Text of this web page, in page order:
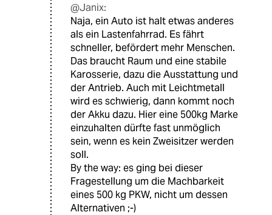
@Janix:
Naja, ein Auto ist halt etwas anderes
als ein Lastenfahrrad. Es fährt
schneller, befördert mehr Menschen.
Das braucht Raum und eine stabile
Karosserie, dazu die Ausstattung und
der Antrieb. Auch mit Leichtmetall
wird es schwierig, dann kommt noch
der Akku dazu. Hier eine 500kg Marke
einzuhalten dürfte fast unmöglich
sein, wenn es kein Zweisitzer werden
soll.
By the way: es ging bei dieser
Fragestellung um die Machbarkeit
eines 500 kg PKW, nicht um dessen
Alternativen ;-)